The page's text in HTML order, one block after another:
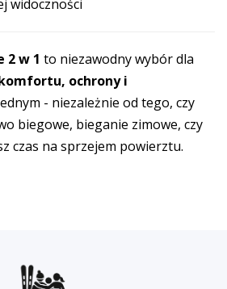
widoczności
2 w 1 to niezawodny wybór dla
ochrony i
- niezależnie od tego, czy
biegowe, bieganie zimowe, czy
czas na sprzejem powierztu.